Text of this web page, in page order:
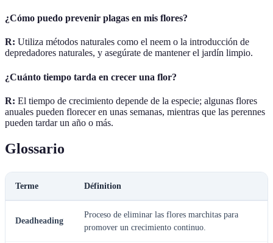
¿Cómo puedo prevenir plagas en mis flores?
R: Utiliza métodos naturales como el neem o la introducción de
depredadores naturales, y asegúrate de mantener el jardín limpio.
¿Cuánto tiempo tarda en crecer una flor?
R: El tiempo de crecimiento depende de la especie; algunas flores
anuales pueden florecer en unas semanas, mientras que las perennes
pueden tardar un año o más.
Glossario
Terme Définition
Deadheading
Proceso de eliminar las flores marchitas para
promover un crecimiento continuo.